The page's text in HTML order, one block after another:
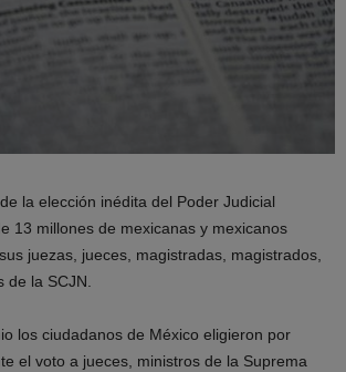
la elección inédita del Poder Judicial
13 millones de mexicanas y mexicanos
juezas, jueces, magistradas, magistrados,
de la SCJN.
los ciudadanos de México eligieron por
el voto a jueces, ministros de la Suprema